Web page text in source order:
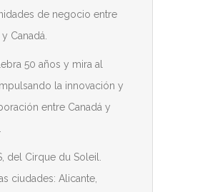
de negocio entre
Canadá.
50 años y mira al
la innovación y
entre Canadá y
del Cirque du Soleil.
ciudades: Alicante,